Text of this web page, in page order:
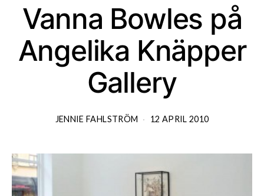
Vanna Bowles på
Angelika Knäpper
Gallery
JENNIE FAHLSTRÖM 12 APRIL 2010